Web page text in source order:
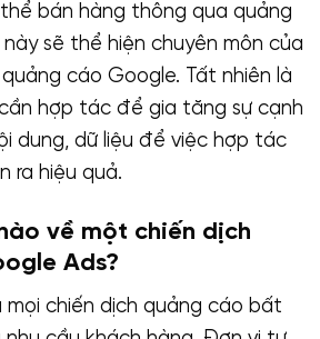
bán hàng thông qua quảng
sẽ thể hiện chuyên môn của
cáo Google. Tất nhiên là
hợp tác để gia tăng sự cạnh
dung, dữ liệu để việc hợp tác
ra hiệu quả.
về một chiến dịch
Ads?
chiến dịch quảng cáo bất